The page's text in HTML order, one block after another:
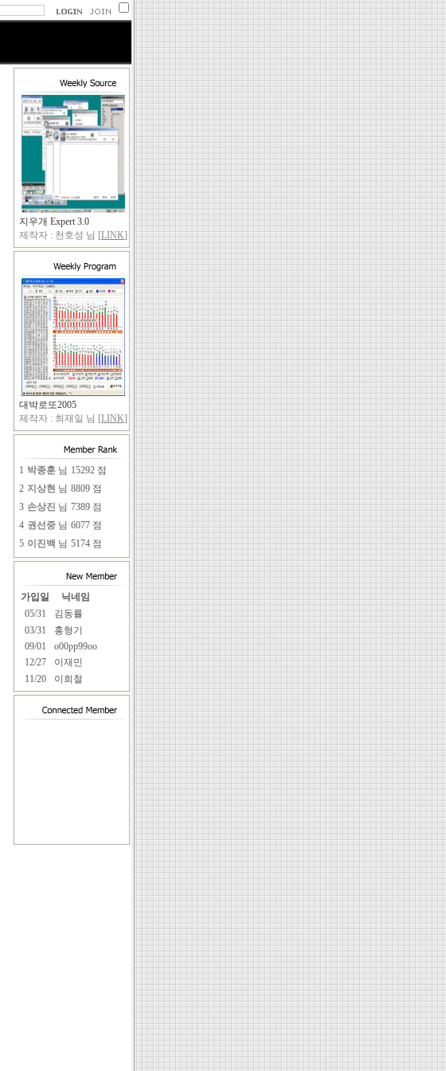
지우개 Expert 3.0
제작자 : 천호성 님 [LINK]
대박로또2005
제작자 : 최재일 님 [LINK]
1 박종훈 님 15292 점
2 지상현 님 8809 점
3 손상진 님 7389 점
4 권선중 님 6077 점
5 이진백 님 5174 점
가입일
닉네임
05/31
김동률
03/31
홍형기
09/01
o00pp99oo
12/27
이재민
11/20
이희철